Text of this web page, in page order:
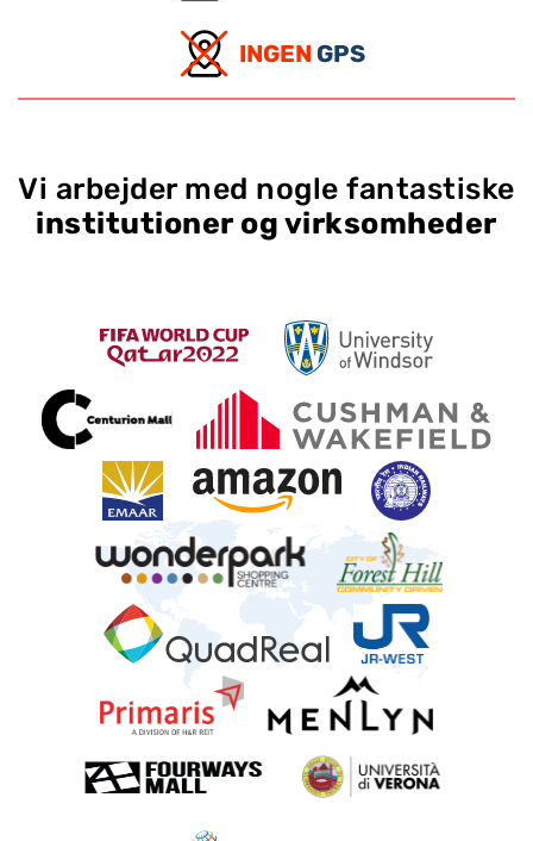
INGEN GPS
Vi arbejder med nogle fantastiske
institutioner og virksomheder